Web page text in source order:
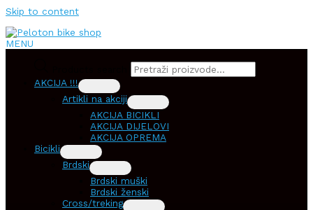
Skip to content
MENU
AKCIJA !!!
Artikli na akciji
AKCIJA BICIKLI
AKCIJA DIJELOVI
AKCIJA OPREMA
Bicikli
Brdski
Brdski muški
Brdski ženski
Cross/treking